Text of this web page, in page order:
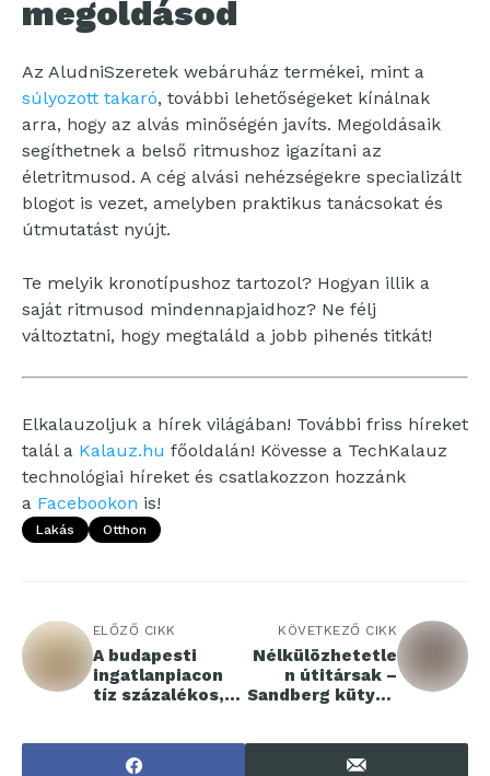
megoldásod
Az AludniSzeretek webáruház termékei, mint a
súlyozott takaró, további lehetőségeket kínálnak
arra, hogy az alvás minőségén javíts. Megoldásaik
segíthetnek a belső ritmushoz igazítani az
életritmusod. A cég alvási nehézségekre specializált
blogot is vezet, amelyben praktikus tanácsokat és
útmutatást nyújt.
Te melyik kronotípushoz tartozol? Hogyan illik a
saját ritmusod mindennapjaidhoz? Ne félj
változtatni, hogy megtaláld a jobb pihenés titkát!
Elkalauzoljuk a hírek világában! További friss híreket
talál a Kalauz.hu főoldalán! Kövesse a TechKalauz
technológiai híreket és csatlakozzon hozzánk
a Facebookon is!
Lakás Otthon
ELŐZŐ CIKK
A budapesti
ingatlanpiacon
tíz százalékos,
áremelkedés
KÖVETKEZŐ CIKK
Nélkülözhetetle
n útitársak –
Sandberg kütyük